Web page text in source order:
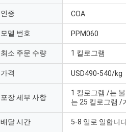
인증 COA
모델 번호 PPM060
최소 주문 수량 1 킬로그램
가격 USD490-540/kg
포장 세부 사항
1 킬로그램 /는
는 25 킬로그램 /
배달 시간 5-8 일로 일합니